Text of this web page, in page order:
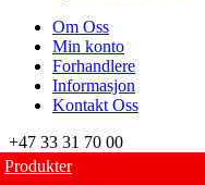
Om Oss
Min konto
Forhandlere
Informasjon
Kontakt Oss
+47 33 31 70 00
Produkter